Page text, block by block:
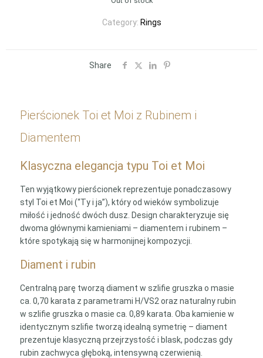
Category: Rings
Share
Pierścionek Toi et Moi z Rubinem i
Diamentem
Klasyczna elegancja typu Toi et Moi
Ten wyjątkowy pierścionek reprezentuje ponadczasowy
styl Toi et Moi (“Ty i ja”), który od wieków symbolizuje
miłość i jedność dwóch dusz. Design charakteryzuje się
dwoma głównymi kamieniami – diamentem i rubinem –
które spotykają się w harmonijnej kompozycji.
Diament i rubin
Centralną parę tworzą diament w szlifie gruszka o masie
ca. 0,70 karata z parametrami H/VS2 oraz naturalny rubin
w szlifie gruszka o masie ca. 0,89 karata. Oba kamienie w
identycznym szlifie tworzą idealną symetrię – diament
prezentuje klasyczną przejrzystość i blask, podczas gdy
rubin zachwyca głęboką, intensywną czerwienią.